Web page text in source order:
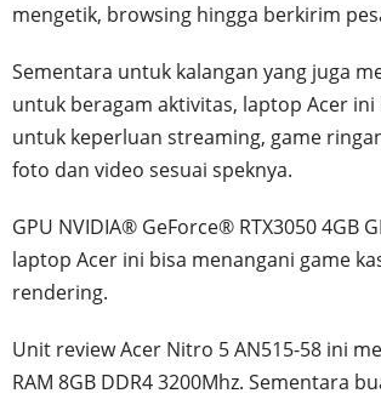
mengetik, browsing hingga berkirim
Sementara untuk kalangan yang juga
untuk beragam aktivitas, laptop Acer
untuk keperluan streaming, game
foto dan video sesuai speknya.
GPU NVIDIA® GeForce® RTX3050 4GB
laptop Acer ini bisa menangani game
rendering.
Unit review Acer Nitro 5 AN515-58 ini
RAM 8GB DDR4 3200Mhz. Sementara